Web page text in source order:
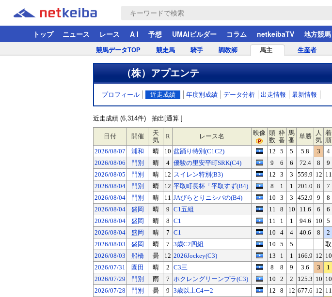
トップ ニュース レース A I 予想 UMAIビルダー コラム netkeibaTV 地方競馬
競馬データTOP 競走馬 騎手 調教師 馬主 生産者
（株）アプエンテ
プロフィール 近走成績 年度別成績 データ分析 出走情報 最新情報
近走成績 (6,314件) 抽出[通算 ]
日付 開催
天
気
R レース名 映像 頭
数
枠
番
馬
番
単勝
人
気
着
順
2026/08/07 浦和 晴 10 盆踊り特別(C1C2) 12 5 5 5.8 3 4
2026/08/06
門別 晴 4 優駿の里安平町SRK(C4) 9 6 6 72.4 8 9
2026/08/05
門別 晴 12 スイレン特別(B3) 12 3 3 559.9 12 11
2026/08/04
門別 晴 12 平取町長杯「平取すず(B4) 8 1 1 201.0 8 7
2026/08/04
門別 晴 11 JAびらとりニシパの(B4) 10 3 3 452.9 9 8
2026/08/04
盛岡 晴 9 C1五組 11 8 10 11.6 6 6
2026/08/04
盛岡 晴 8 C1 11 1 1 94.6 10 5
2026/08/04
盛岡 晴 7 C1 10 4 4 40.6 8 2
2026/08/03
盛岡 晴 7 3歳C2四組 10 5 5 取
2026/08/03
船橋 曇 12 2026Jockey(C3) 13 1 1 166.9 12 10
2026/07/31
園田 晴 2 C3三 8 8 9 3.6 3 1
2026/07/29
門別 雨 7 ホクレングリーンプラ(C3) 10 2 2 125.3 10 10
2026/07/28
門別 曇 9 3歳以上C4ー2 12 8 12 677.6 12 11